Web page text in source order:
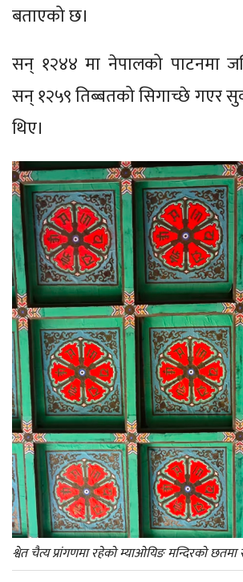
बताएको छ।
सन् १२४४ मा नेपालको पाटनमा
सन् १२५९ तिब्बतको सिगाच्छे गएर
थिए।
श्वेत चैत्य प्रांगणमा रहेको म्याओयिङ मन्दिरको छतमा